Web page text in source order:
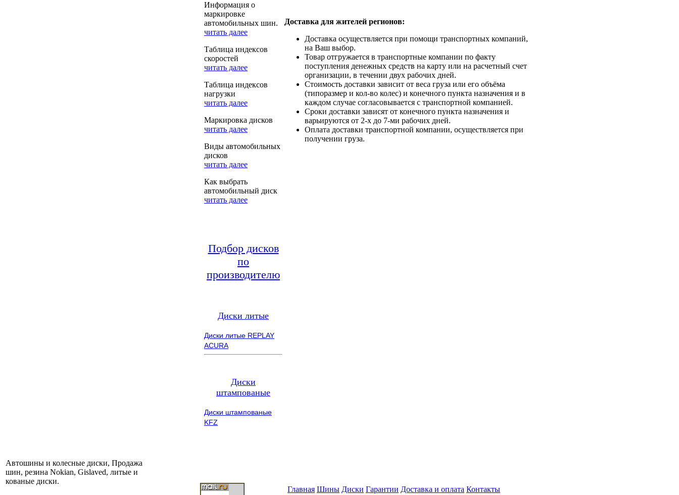
Информация о
маркировке
автомобильных шин.
читать далее
Таблица индексов
скоростей
читать далее
Таблица индексов
нагрузки
читать далее
Маркировка дисков
читать далее
Виды автомобильных
дисков
читать далее
Как выбрать
автомобильный диск
читать далее
Подбор дисков
по
производителю
Диски литые
Диски литые REPLAY
ACURA
Диски
штампованые
Диски штампованые
KFZ
Доставка для жителей регионов:
Доставка осуществляется при помощи транспортных компаний,
на Ваш выбор.
Товар отгружается в транспортные компании по факту
поступления денежных средств на карту или на расчетный счет
организации, в течении двух рабочих дней.
Стоимость доставки зависит от веса груза или его объёма
(типоразмер и кол-во колес) и конечного пункта назначения и в
каждом случае согласовывается с транспортной компанией.
Сроки доставки зависят от конечного пункта назначения и
варьируются от 2-х до 7-ми рабочих дней.
Оплата доставки транспортной компании, осуществляется при
получении груза.
Автошины и колесные диски, Продажа
шин, резина Nokian, Gislaved, литые и
кованые диски.
Главная Шины Диски Гарантии Доставка и оплата Контакты